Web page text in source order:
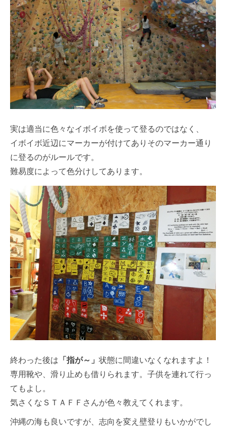
実は適当に色々なイボイボを使って登るのではなく、
イボイボ近辺にマーカーが付けてありそのマーカー通り
に登るのがルールです。
難易度によって色分けしてあります。
終わった後は 「指が～」 状態に間違いなくなれますよ！
専用靴や、滑り止めも借りられます。子供を連れて行っ
てもよし。
気さくなＳＴＡＦＦさんが色々教えてくれます。
沖縄の海も良いですが、志向を変え壁登りもいかがでし